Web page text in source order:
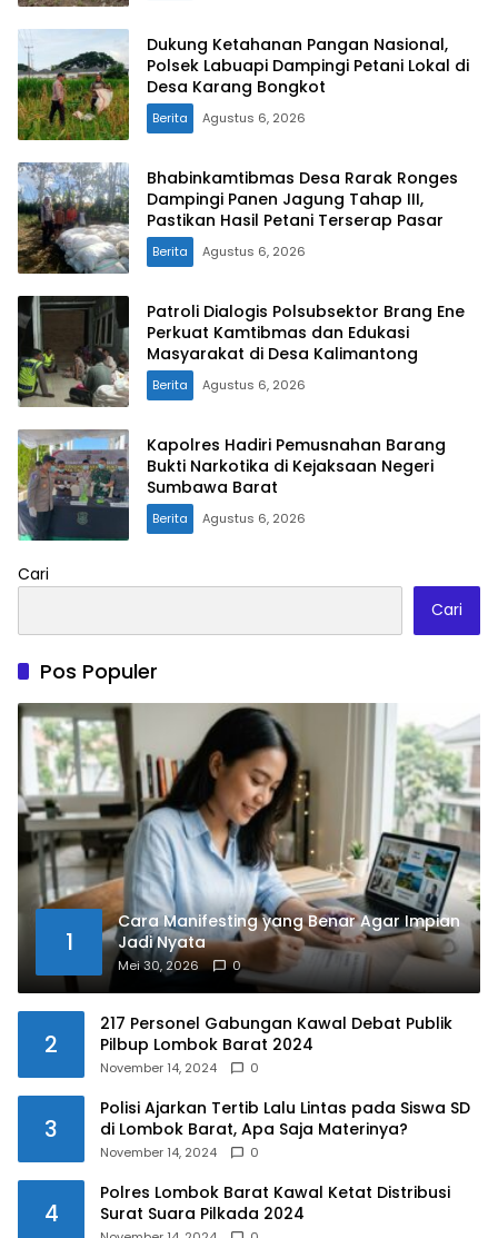
Dukung Ketahanan Pangan Nasional,
Polsek Labuapi Dampingi Petani Lokal di
Desa Karang Bongkot
Berita Agustus 6, 2026
Bhabinkamtibmas Desa Rarak Ronges
Dampingi Panen Jagung Tahap III,
Pastikan Hasil Petani Terserap Pasar
Berita Agustus 6, 2026
Patroli Dialogis Polsubsektor Brang Ene
Perkuat Kamtibmas dan Edukasi
Masyarakat di Desa Kalimantong
Berita Agustus 6, 2026
Kapolres Hadiri Pemusnahan Barang
Bukti Narkotika di Kejaksaan Negeri
Sumbawa Barat
Berita Agustus 6, 2026
Cari
Cari
Pos Populer
1
Cara Manifesting yang Benar Agar Impian
Jadi Nyata
Mei 30, 2026 0
2
217 Personel Gabungan Kawal Debat Publik
Pilbup Lombok Barat 2024
November 14, 2024 0
3
Polisi Ajarkan Tertib Lalu Lintas pada Siswa SD
di Lombok Barat, Apa Saja Materinya?
November 14, 2024 0
4
Polres Lombok Barat Kawal Ketat Distribusi
Surat Suara Pilkada 2024